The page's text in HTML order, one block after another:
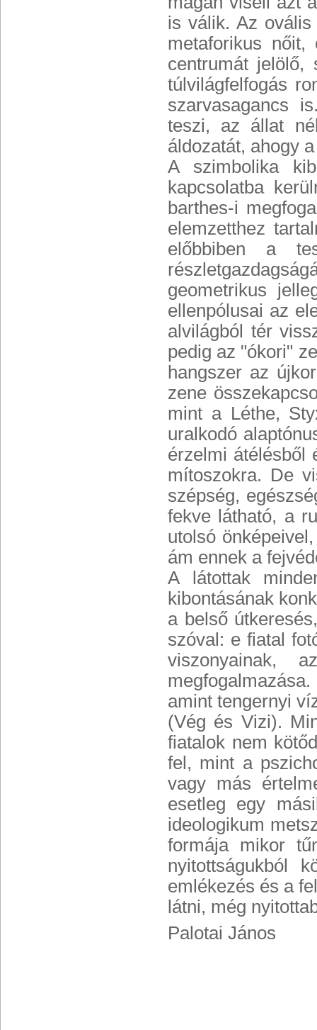
is válik. Az
metaforikus nőit,
centrumát
túlvilágfelfogás
szarvasagancs
teszi, az állat
áldozatát, ahogy
A szimbolika
kapcsolatba
barthes-i
elemzetthez
előbbiben a
geometrikus
ellenpólusai az
alvilágból tér
pedig az "ókori"
hangszer az
zene
mint a Léthe,
uralkodó
érzelmi átélésből
mítoszokra. De
szépség,
fekve látható, a
utolsó
ám ennek a
A látottak
kibontásának
a belső
szóval: e fiatal
viszonyainak,
amint tengernyi
(Vég és Vizi).
fiatalok nem
fel, mint a
vagy más
esetleg egy
ideologikum
formája mikor
nyitottságukból
emlékezés és a
látni, még
Palotai János